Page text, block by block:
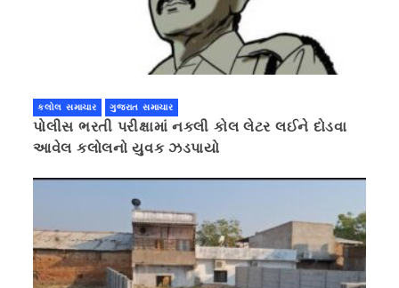
કલોલ સમાચાર ગુજરાત સમાચાર
પોલીસ ભરતી પરીક્ષામાં નકલી કોલ લેટર લઈને દોડવા
આવેલ કલોલનો યુવક ઝડપાયો